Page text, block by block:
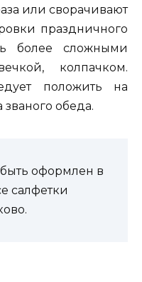
или сворачивают
праздничного
более сложными
колпачком.
положить на
званого обеда.
оформлен в
салфетки